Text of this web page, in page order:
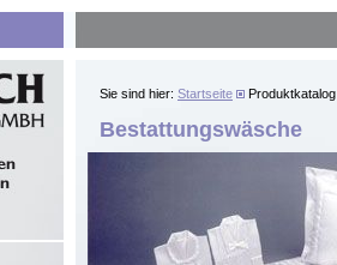
Sie sind hier: Startseite Produktkatalog
Bestattungswäsche